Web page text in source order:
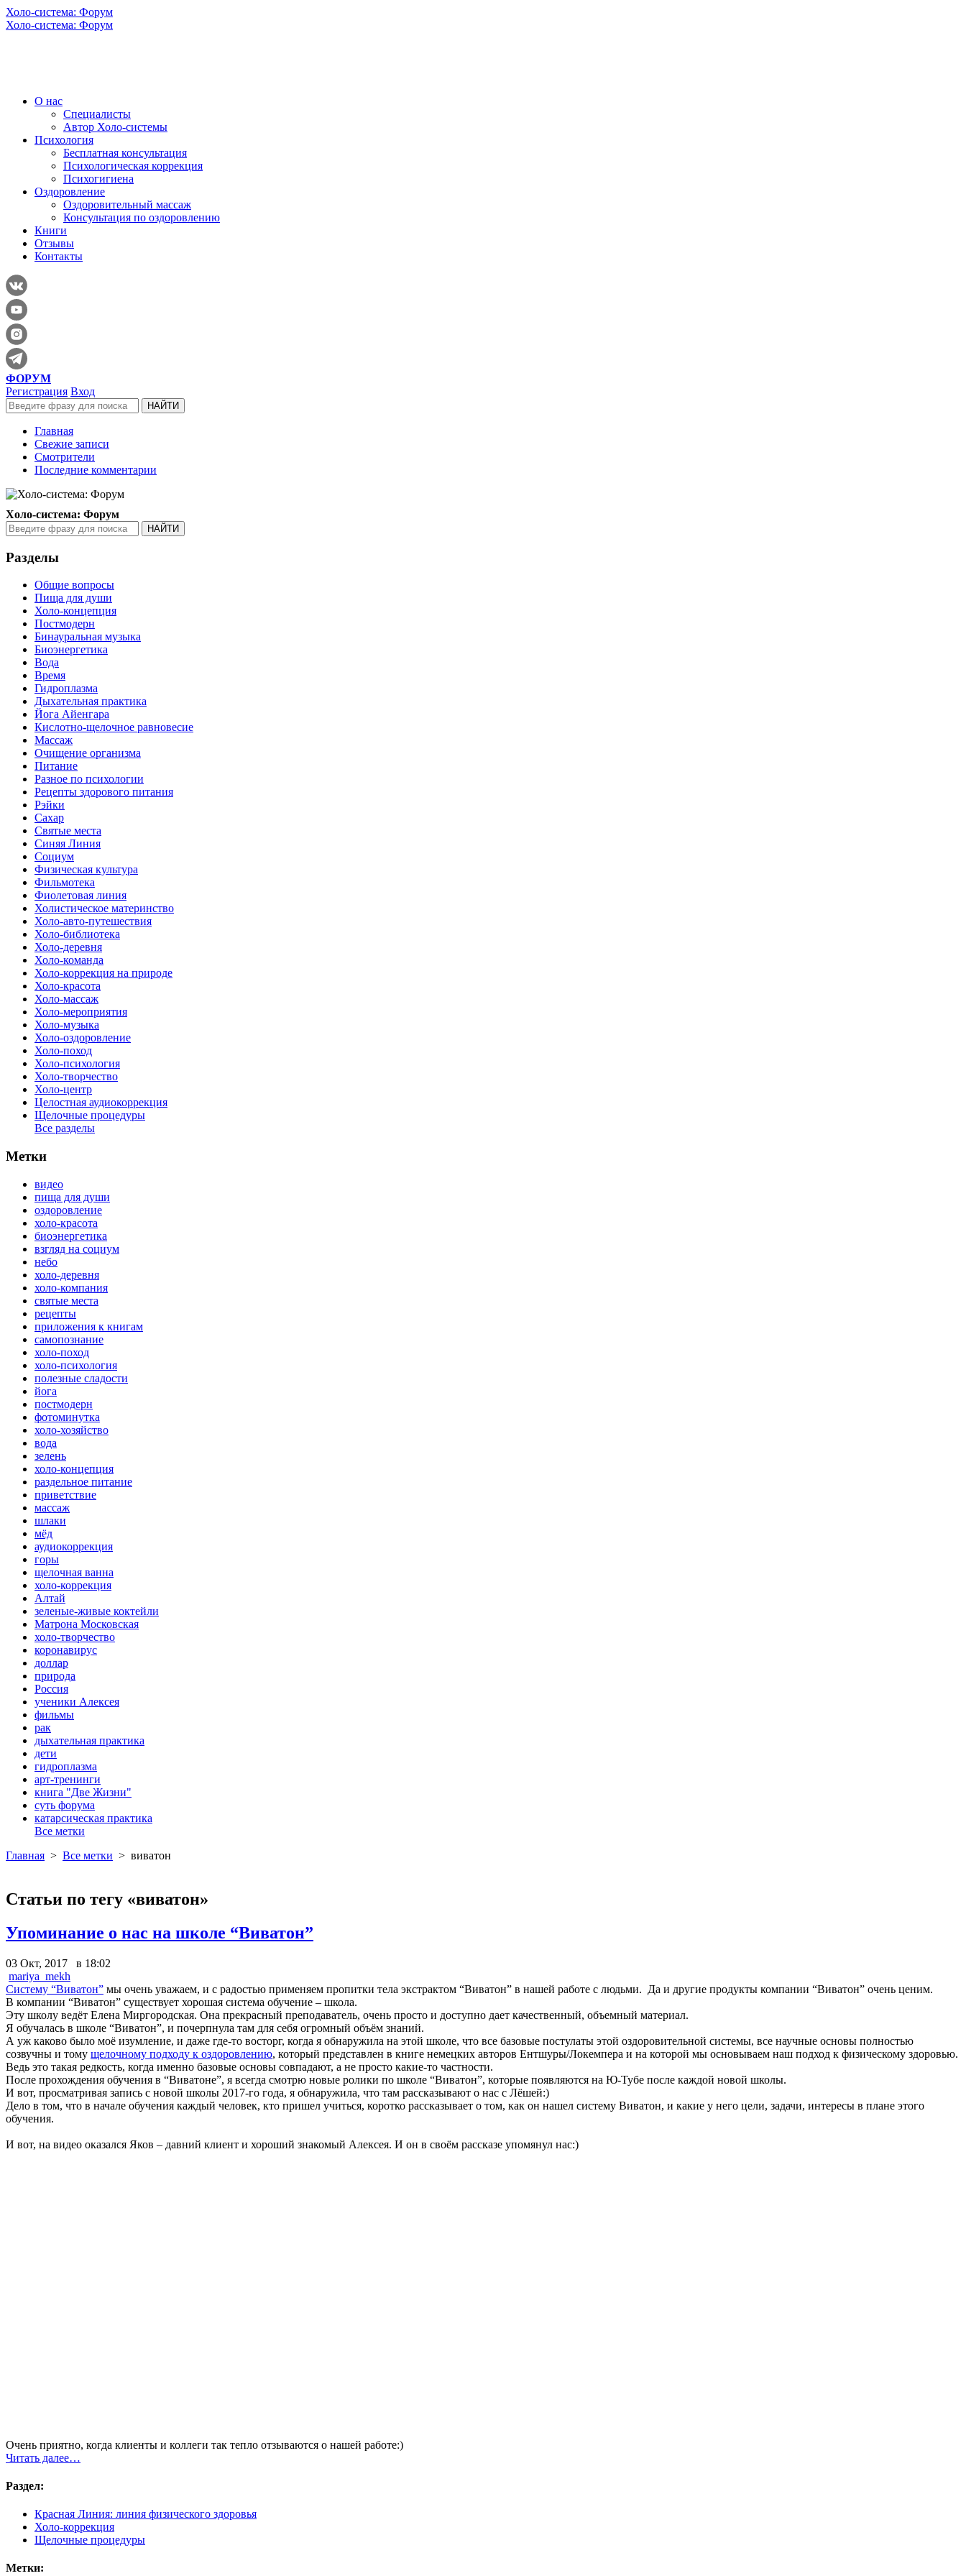
Холо-система: Форум
Холо-система: Форум
О нас
Специалисты
Автор Холо-системы
Психология
Бесплатная консультация
Психологическая коррекция
Психогигиена
Оздоровление
Оздоровительный массаж
Консультация по оздоровлению
Книги
Отзывы
Контакты
ФОРУМ
Регистрация Вход
Главная
Свежие записи
Смотрители
Последние комментарии
Холо-система: Форум
Разделы
Общие вопросы
Пища для души
Холо-концепция
Постмодерн
Бинауральная музыка
Биоэнергетика
Вода
Время
Гидроплазма
Дыхательная практика
Йога Айенгара
Кислотно-щелочное равновесие
Массаж
Очищение организма
Питание
Разное по психологии
Рецепты здорового питания
Рэйки
Сахар
Святые места
Синяя Линия
Социум
Физическая культура
Фильмотека
Фиолетовая линия
Холистическое материнство
Холо-авто-путешествия
Холо-библиотека
Холо-деревня
Холо-команда
Холо-коррекция на природе
Холо-красота
Холо-массаж
Холо-мероприятия
Холо-музыка
Холо-оздоровление
Холо-поход
Холо-психология
Холо-творчество
Холо-центр
Целостная аудиокоррекция
Щелочные процедуры
Все разделы
Метки
видео
пища для души
оздоровление
холо-красота
биоэнергетика
взгляд на социум
небо
холо-деревня
холо-компания
святые места
рецепты
приложения к книгам
самопознание
холо-поход
холо-психология
полезные сладости
йога
постмодерн
фотоминутка
холо-хозяйство
вода
зелень
холо-концепция
раздельное питание
приветствие
массаж
шлаки
мёд
аудиокоррекция
горы
щелочная ванна
холо-коррекция
Алтай
зеленые-живые коктейли
Матрона Московская
холо-творчество
коронавирус
доллар
природа
Россия
ученики Алексея
фильмы
рак
дыхательная практика
дети
гидроплазма
арт-тренинги
книга "Две Жизни"
суть форума
катарсическая практика
Все метки
Главная > Все метки > виватон
Статьи по тегу «виватон»
Упоминание о нас на школе “Виватон”
03 Окт, 2017 в 18:02
mariya_mekh
Систему “Виватон” мы очень уважаем, и с радостью применяем пропитки тела экстрактом “Виватон” в нашей работе с людьми. Да и другие продукты компании “Виватон” очень ценим.
В компании “Виватон” существует хорошая система обучение – школа.
Эту школу ведёт Елена Миргородская. Она прекрасный преподаватель, очень просто и доступно дает качественный, объемный материал.
Я обучалась в школе “Виватон”, и почерпнула там для себя огромный объём знаний.
А уж каково было моё изумление, и даже где-то восторг, когда я обнаружила на этой школе, что все базовые постулаты этой оздоровительной системы, все научные основы полностью
созвучны и тому щелочному подходу к оздоровлению, который представлен в книге немецких авторов Ентшуры/Локемпера и на которой мы основываем наш подход к физическому здоровью.
Ведь это такая редкость, когда именно базовые основы совпадают, а не просто какие-то частности.
После прохождения обучения в “Виватоне”, я всегда смотрю новые ролики по школе “Виватон”, которые появляются на Ю-Тубе после каждой новой школы.
И вот, просматривая запись с новой школы 2017-го года, я обнаружила, что там рассказывают о нас с Лёшей:)
Дело в том, что в начале обучения каждый человек, кто пришел учиться, коротко рассказывает о том, как он нашел систему Виватон, и какие у него цели, задачи, интересы в плане этого
обучения.
И вот, на видео оказался Яков – давний клиент и хороший знакомый Алексея. И он в своём рассказе упомянул нас:)
Очень приятно, когда клиенты и коллеги так тепло отзываются о нашей работе:)
Читать далее…
Раздел:
Красная Линия: линия физического здоровья
Холо-коррекция
Щелочные процедуры
Метки: